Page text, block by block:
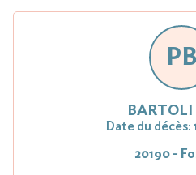
PB
Date du décès:
20190 -